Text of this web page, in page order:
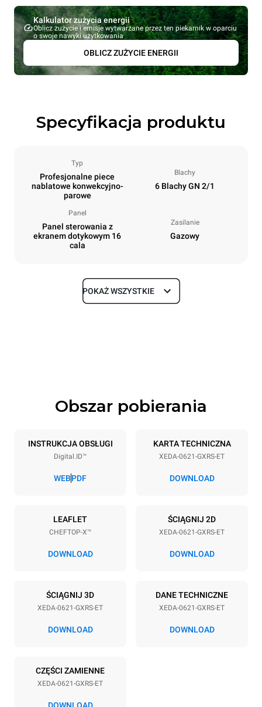
Kalkulator zużycia energii
Oblicz zużycie i emisje wytwarzane przez ten piekarnik w oparciu
o swoje nawyki użytkowania
OBLICZ ZUŻYCIE ENERGII
Specyfikacja produktu
Typ
Profesjonalne piece
nablatowe konwekcyjno-
parowe
Blachy
6 Blachy GN 2/1
Panel
Panel sterowania z
ekranem dotykowym 16
cala
Zasilanie
Gazowy
Rozmiar
Specyfikacje blach
6 GN 2/1
Rozstaw blach
Napięcie
220-240V 1~
Moc elektryczna
1,4 kW
Typ wtyczki
Schuko | ✓
Zużycie w kWh
POKAŻ WSZYSTKIE
Obszar pobierania
INSTRUKCJA OBSŁUGI
Digital.ID™
WEBPDF
KARTA TECHNICZNA
XEDA-0621-GXRS-ET
DOWNLOAD
LEAFLET
CHEFTOP-X™
DOWNLOAD
ŚCIĄGNIJ 2D
XEDA-0621-GXRS-ET
DOWNLOAD
ŚCIĄGNIJ 3D
XEDA-0621-GXRS-ET
DOWNLOAD
DANE TECHNICZNE
XEDA-0621-GXRS-ET
DOWNLOAD
CZĘŚCI ZAMIENNE
XEDA-0621-GXRS-ET
DOWNLOAD